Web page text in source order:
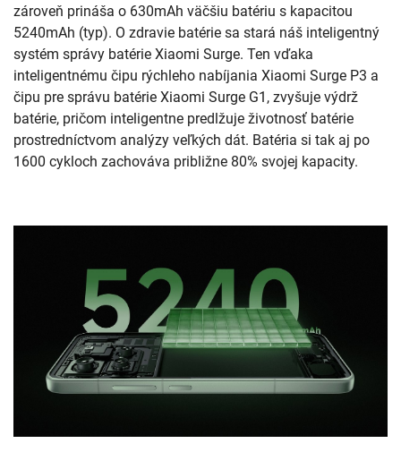
zároveň prináša o 630mAh väčšiu batériu s kapacitou
5240mAh (typ). O zdravie batérie sa stará náš inteligentný
systém správy batérie Xiaomi Surge. Ten vďaka
inteligentnému čipu rýchleho nabíjania Xiaomi Surge P3 a
čipu pre správu batérie Xiaomi Surge G1, zvyšuje výdrž
batérie, pričom inteligentne predlžuje životnosť batérie
prostredníctvom analýzy veľkých dát. Batéria si tak aj po
1600 cykloch zachováva približne 80% svojej kapacity.